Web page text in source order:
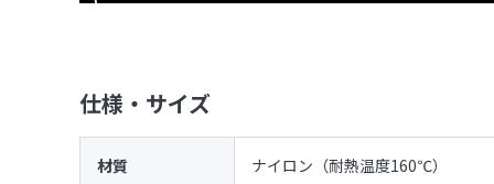
仕様・サイズ
材質 ナイロン（耐熱温度160℃）